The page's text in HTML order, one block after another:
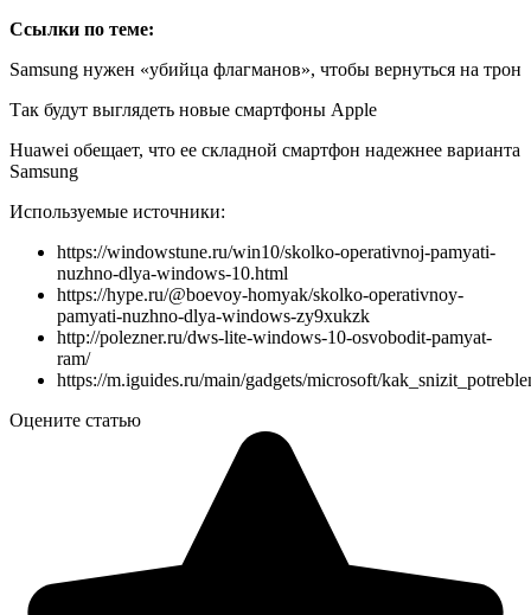
Ссылки по теме:
Samsung нужен «убийца флагманов», чтобы вернуться на трон
Так будут выглядеть новые смартфоны Apple
Huawei обещает, что ее складной смартфон надежнее варианта
Samsung
Используемые источники:
https://windowstune.ru/win10/skolko-operativnoj-pamyati-
nuzhno-dlya-windows-10.html
https://hype.ru/@boevoy-homyak/skolko-operativnoy-
pamyati-nuzhno-dlya-windows-zy9xukzk
http://polezner.ru/dws-lite-windows-10-osvobodit-pamyat-
ram/
https://m.iguides.ru/main/gadgets/microsoft/
Оцените статью